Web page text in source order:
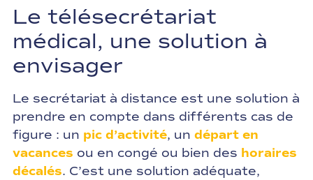
Le télésecrétariat
médical, une solution à
envisager
Le secrétariat à distance est une solution à
prendre en compte dans différents cas de
figure : un pic d’activité, un départ en
vacances ou en congé ou bien des horaires
décalés. C’est une solution adéquate,